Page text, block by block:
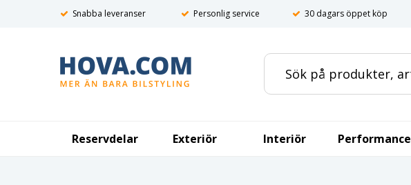
Snabba leveranser Personlig service 30 dagars öppet köp
Reservdelar Exteriör Interiör Performance